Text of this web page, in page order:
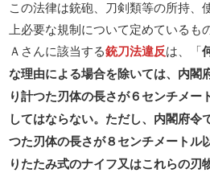
この法律は銃砲、刀剣類等の所持、
上必要な規制について定めているも
Ａさんに該当する銃刀法違反は、「
な理由による場合を除いては、内閣
り計つた刃体の長さが６センチメー
してはならない。ただし、内閣府令
つた刃体の長さが８センチメートル
りたたみ式のナイフ又はこれらの刃